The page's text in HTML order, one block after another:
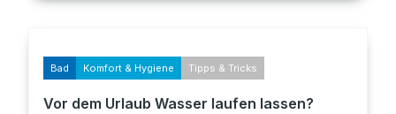
Bad Komfort & Hygiene Tipps & Tricks
Vor dem Urlaub Wasser laufen lassen?